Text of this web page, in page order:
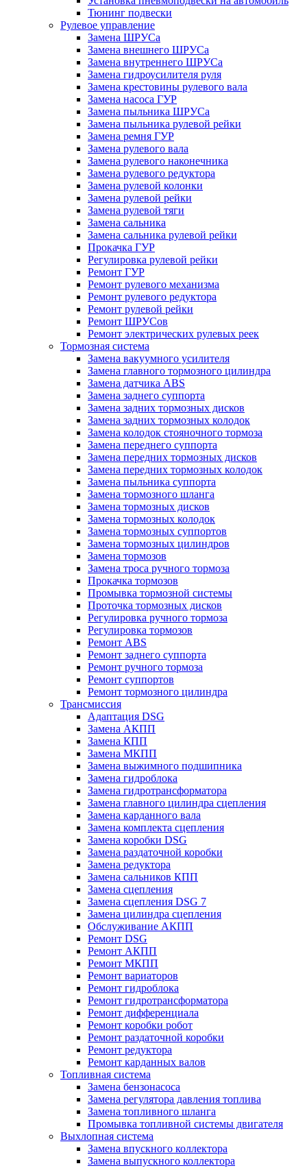
Тюнинг подвески
Рулевое управление
Замена ШРУСа
Замена внешнего ШРУСа
Замена внутреннего ШРУСа
Замена гидроусилителя руля
Замена крестовины рулевого вала
Замена насоса ГУР
Замена пыльника ШРУСа
Замена пыльника рулевой рейки
Замена ремня ГУР
Замена рулевого вала
Замена рулевого наконечника
Замена рулевого редуктора
Замена рулевой колонки
Замена рулевой рейки
Замена рулевой тяги
Замена сальника
Замена сальника рулевой рейки
Прокачка ГУР
Регулировка рулевой рейки
Ремонт ГУР
Ремонт рулевого механизма
Ремонт рулевого редуктора
Ремонт рулевой рейки
Ремонт ШРУСов
Ремонт электрических рулевых реек
Тормозная система
Замена вакуумного усилителя
Замена главного тормозного цилиндра
Замена датчика ABS
Замена заднего суппорта
Замена задних тормозных дисков
Замена задних тормозных колодок
Замена колодок стояночного тормоза
Замена переднего суппорта
Замена передних тормозных дисков
Замена передних тормозных колодок
Замена пыльника суппорта
Замена тормозного шланга
Замена тормозных дисков
Замена тормозных колодок
Замена тормозных суппортов
Замена тормозных цилиндров
Замена тормозов
Замена троса ручного тормоза
Прокачка тормозов
Промывка тормозной системы
Проточка тормозных дисков
Регулировка ручного тормоза
Регулировка тормозов
Ремонт ABS
Ремонт заднего суппорта
Ремонт ручного тормоза
Ремонт суппортов
Ремонт тормозного цилиндра
Трансмиссия
Адаптация DSG
Замена АКПП
Замена КПП
Замена МКПП
Замена выжимного подшипника
Замена гидроблока
Замена гидротрансформатора
Замена главного цилиндра сцепления
Замена карданного вала
Замена комплекта сцепления
Замена коробки DSG
Замена раздаточной коробки
Замена редуктора
Замена сальников КПП
Замена сцепления
Замена сцепления DSG 7
Замена цилиндра сцепления
Обслуживание АКПП
Ремонт DSG
Ремонт АКПП
Ремонт МКПП
Ремонт вариаторов
Ремонт гидроблока
Ремонт гидротрансформатора
Ремонт дифференциала
Ремонт коробки робот
Ремонт раздаточной коробки
Ремонт редуктора
Ремонт карданных валов
Топливная система
Замена бензонасоса
Замена регулятора давления топлива
Замена топливного шланга
Промывка топливной системы двигателя
Выхлопная система
Замена впускного коллектора
Замена выпускного коллектора